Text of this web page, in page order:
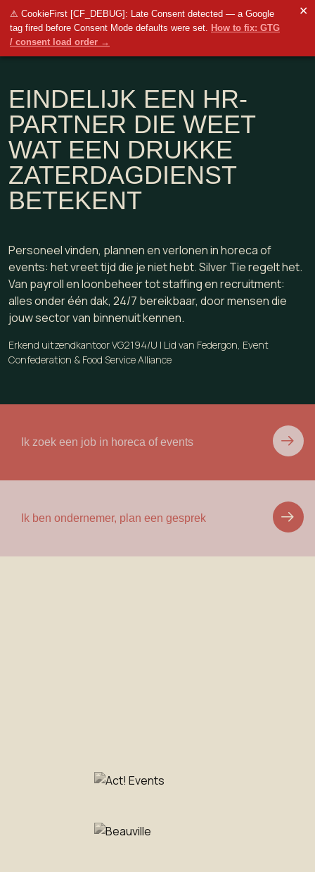
⚠ CookieFirst [CF_DEBUG]: Late Consent detected — a Google
tag fired before Consent Mode defaults were set. How to fix: GTG
/ consent load order →
✕
EINDELIJK EEN HR-
PARTNER DIE WEET
WAT EEN DRUKKE
ZATERDAGDIENST
BETEKENT
Personeel vinden, plannen en verlonen in horeca of
events: het vreet tijd die je niet hebt. Silver Tie regelt het.
Van payroll en loonbeheer tot staffing en recruitment:
alles onder één dak, 24/7 bereikbaar, door mensen die
jouw sector van binnenuit kennen.
Erkend uitzendkantoor VG2194/U | Lid van Federgon, Event
Confederation & Food Service Alliance
Ik zoek een job in horeca of events
Ik ben ondernemer, plan een gesprek